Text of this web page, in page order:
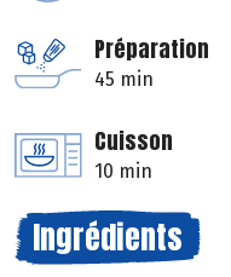
Préparation
45 min
Cuisson
10 min
Ingrédients